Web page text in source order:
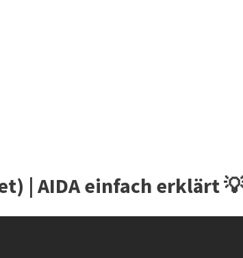
| AIDA einfach erklärt